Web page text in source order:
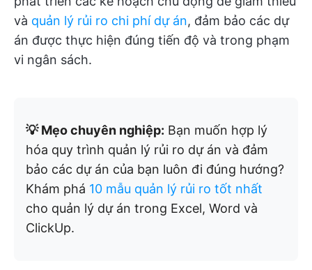
và quản lý rủi ro chi phí dự án, đảm bảo các dự
án được thực hiện đúng tiến độ và trong phạm
vi ngân sách.
💡 Mẹo chuyên nghiệp: Bạn muốn hợp lý
hóa quy trình quản lý rủi ro dự án và đảm
bảo các dự án của bạn luôn đi đúng hướng?
Khám phá 10 mẫu quản lý rủi ro tốt nhất
cho quản lý dự án trong Excel, Word và
ClickUp.